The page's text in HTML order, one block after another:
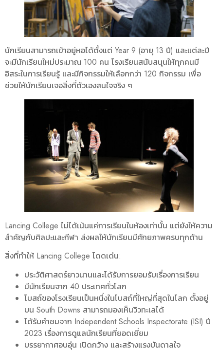
นักเรียนสามารถเข้าอยู่หอได้ตั้งแต่ Year 9 (อายุ 13 ปี) และแต่ละปี
จะมีนักเรียนใหม่ประมาณ 100 คน โรงเรียนสนับสนุนให้ทุกคนมี
อิสระในการเรียนรู้ และมีกิจกรรมให้เลือกกว่า 120 กิจกรรม เพื่อ
ช่วยให้นักเรียนเจอสิ่งที่ตัวเองสนใจจริง ๆ
Lancing College ไม่ได้เน้นแค่การเรียนในห้องเท่านั้น แต่ยังให้ความ
สำคัญกับศิลปะและกีฬา ส่งผลให้นักเรียนมีศักยภาพครบทุกด้าน
สิ่งที่ทำให้ Lancing College โดดเด่น:
ประวัติศาสตร์ยาวนานและได้รับการยอมรับเรื่องการเรียน
มีนักเรียนจาก 40 ประเทศทั่วโลก
โบสถ์ของโรงเรียนเป็นหนึ่งในโบสถ์ที่ใหญ่ที่สุดในโลก ตั้งอยู่
บน South Downs สามารถมองเห็นวิวทะเลได้
ได้รับคำชมจาก Independent Schools Inspectorate (ISI) ปี
2023 เรื่องการดูแลนักเรียนที่ยอดเยี่ยม
บรรยากาศอบอุ่น เปิดกว้าง และสร้างแรงบันดาลใจ